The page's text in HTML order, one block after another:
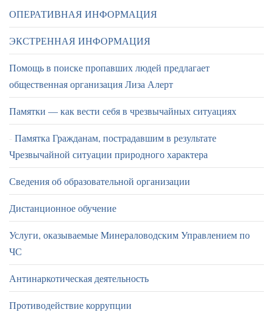
ОПЕРАТИВНАЯ ИНФОРМАЦИЯ
ЭКСТРЕННАЯ ИНФОРМАЦИЯ
Помощь в поиске пропавших людей предлагает
общественная организация Лиза Алерт
Памятки — как вести себя в чрезвычайных ситуациях
Памятка Гражданам, пострадавшим в результате
Чрезвычайной ситуации природного характера
Сведения об образовательной организации
Дистанционное обучение
Услуги, оказываемые Минераловодским Управлением по
ЧС
Антинаркотическая деятельность
Противодействие коррупции